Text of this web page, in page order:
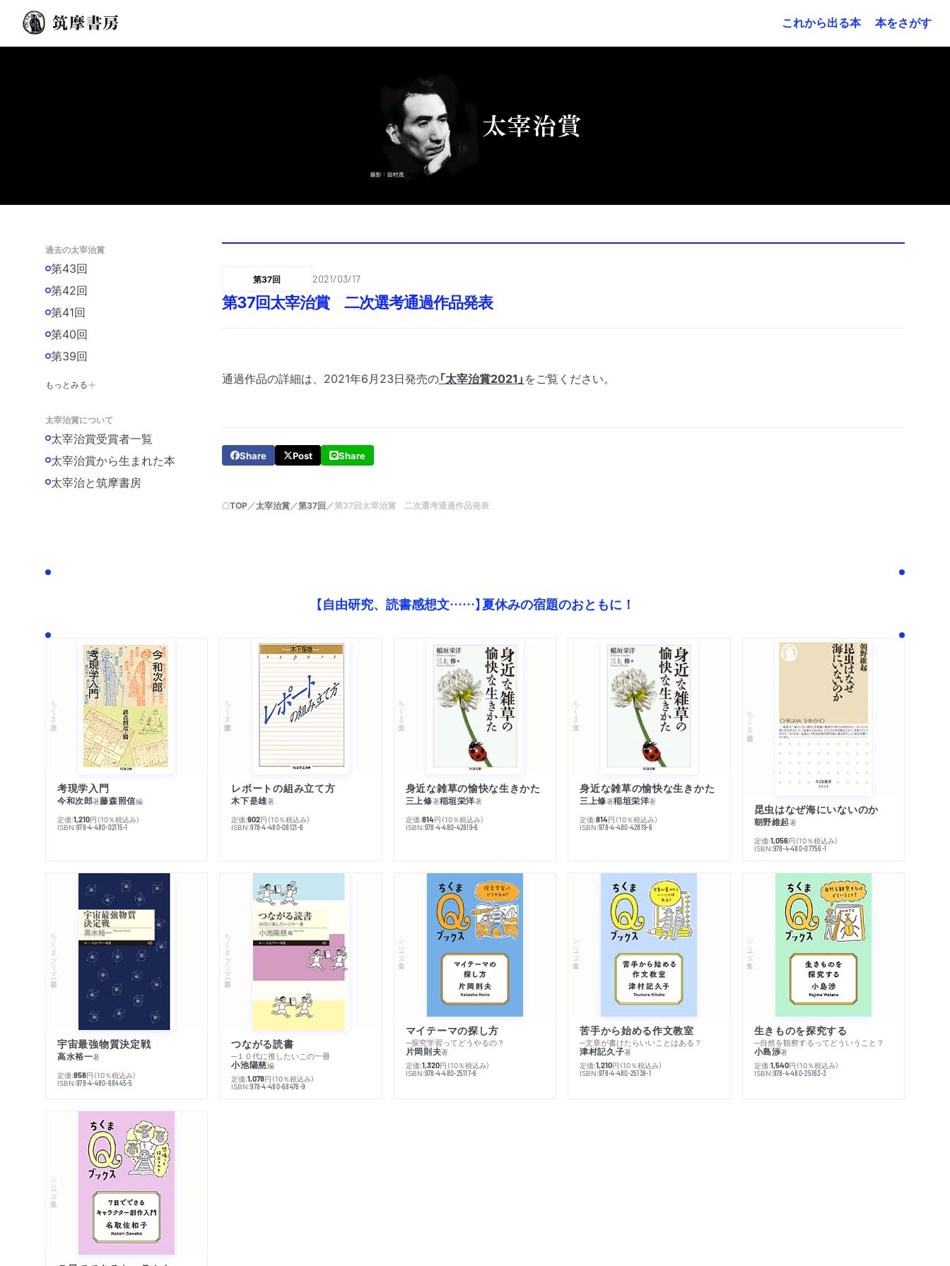
これから出る本 本をさがす
過去の太宰治賞
第43回
第42回
第41回
第40回
第39回
もっとみる
太宰治賞について
太宰治賞受賞者一覧
太宰治賞から生まれた本
太宰治と筑摩書房
第37回 2021/03/17
第37回太宰治賞 二次選考通過作品発表
通過作品の詳細は、2021年6月23日発売の「太宰治賞2021」 をご覧ください。
Share Post Share
TOP 太宰治賞 第37回 第37回太宰治賞 二次選考通過作品発表
【自由研究、読書感想文……】夏休みの宿題のおともに！
ちくま文庫
考現学入門
今和次郎著藤森照信編
定価:1,210円 （10％税込み）
ISBN:978-4-480-02115-1
ちくま学芸文庫
レポートの組み立て方
木下是雄著
定価:902円 （10％税込み）
ISBN:978-4-480-08121-6
ちくま文庫
身近な雑草の愉快な生きかた
三上修著稲垣栄洋著
定価:814円 （10％税込み）
ISBN:978-4-480-42819-6
ちくま文庫
身近な雑草の愉快な生きかた
三上修著稲垣栄洋著
定価:814円 （10％税込み）
ISBN:978-4-480-42819-6
ちくま新書
昆虫はなぜ海にいないのか
朝野維起著
定価:1,056円 （10％税込み）
ISBN:978-4-480-07756-1
ちくまプリマー新書
宇宙最強物質決定戦
高水裕一著
定価:858円 （10％税込み）
ISBN:978-4-480-68445-5
ちくまプリマー新書
つながる読書
─１０代に推したいこの一冊
小池陽慈編
定価:1,078円 （10％税込み）
ISBN:978-4-480-68476-9
シリーズ・全集
マイテーマの探し方
─探究学習ってどうやるの？
片岡則夫著
定価:1,320円 （10％税込み）
ISBN:978-4-480-25117-6
シリーズ・全集
苦手から始める作文教室
─文章が書けたらいいことはある？
津村記久子著
定価:1,210円 （10％税込み）
ISBN:978-4-480-25138-1
シリーズ・全集
生きものを探究する
─自然を観察するってどういうこと？
小島渉著
定価:1,540円 （10％税込み）
ISBN:978-4-480-25163-3
シリーズ・全集